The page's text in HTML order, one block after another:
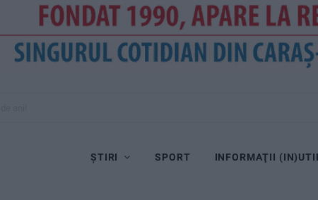
ȘTIRI SPORT INFORMAŢII